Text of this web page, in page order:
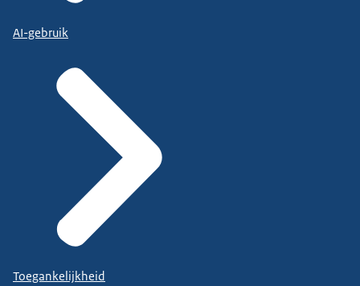
AI-gebruik
Toegankelijkheid